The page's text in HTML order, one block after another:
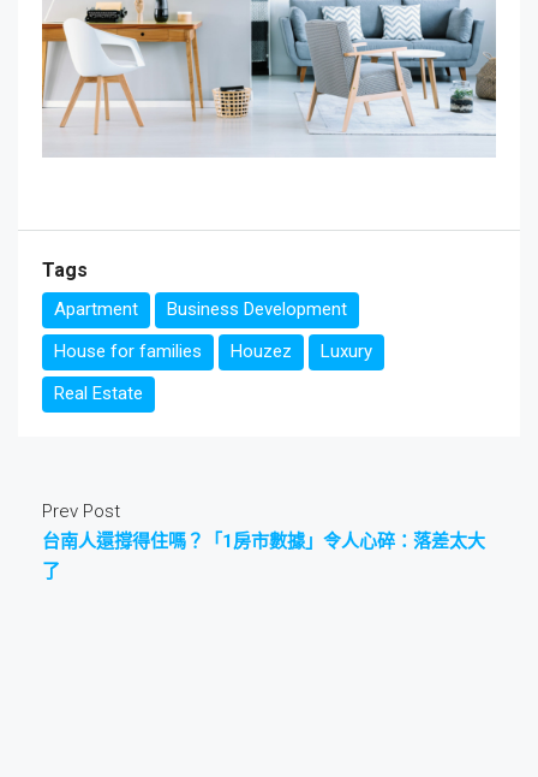
Tags
Apartment
Business Development
House for families
Houzez
Luxury
Real Estate
Prev Post
台南人還撐得住嗎？「1房市數據」令人心碎：落差太大
了